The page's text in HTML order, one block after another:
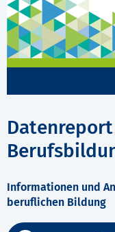
Informationen und
beruflichen Bildung